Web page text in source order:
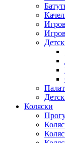
Коляски